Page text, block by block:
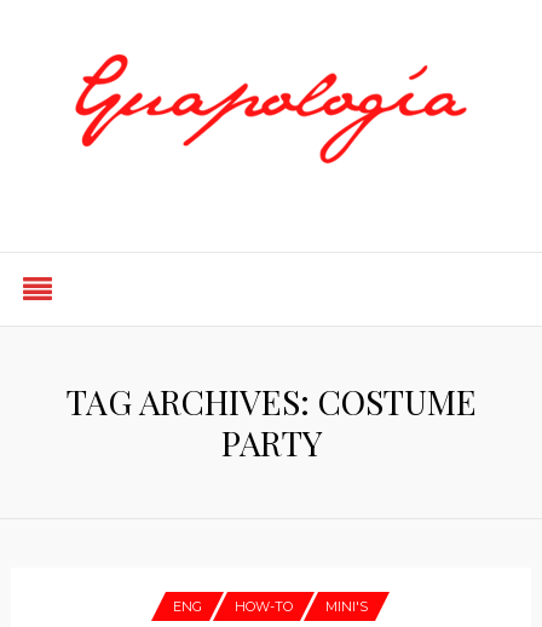
TAG ARCHIVES: COSTUME
PARTY
ENG HOW-TO MINI'S